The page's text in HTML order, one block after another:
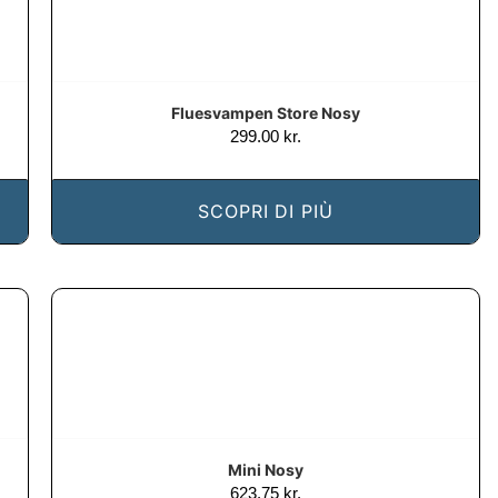
Fluesvampen Store Nosy
299.00 kr.
SCOPRI DI PIÙ
Mini Nosy
623.75 kr.